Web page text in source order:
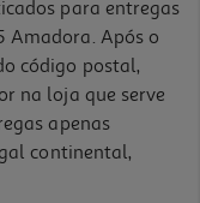
De Xavier De
para entregas
Amadora. Após o
código postal,
na loja que serve
apenas
continental,